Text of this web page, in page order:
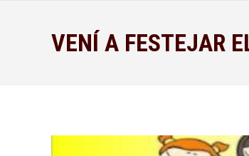
VENÍ A FESTEJAR